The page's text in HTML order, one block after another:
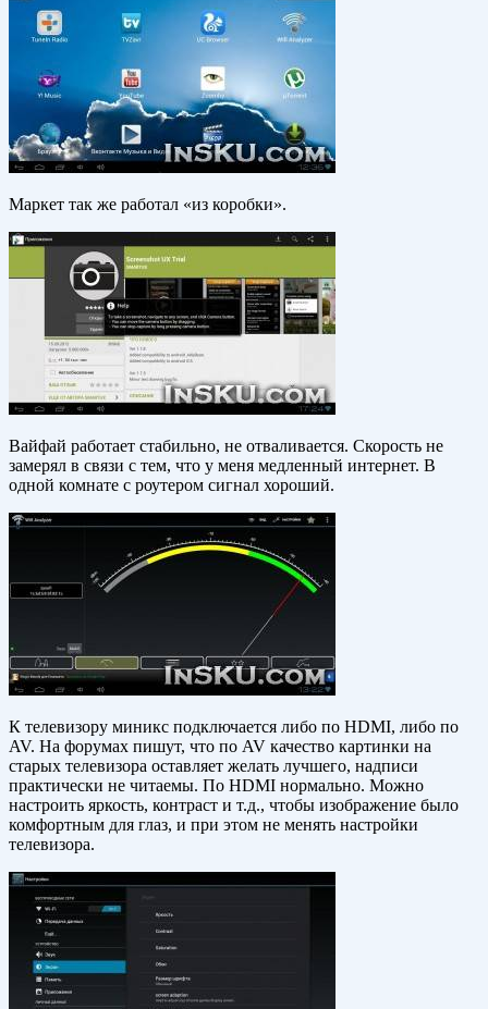
Маркет так же работал «из коробки».
Вайфай работает стабильно, не отваливается. Скорость не
замерял в связи с тем, что у меня медленный интернет. В
одной комнате с роутером сигнал хороший.
К телевизору миникс подключается либо по HDMI, либо по
AV. На форумах пишут, что по AV качество картинки на
старых телевизора оставляет желать лучшего, надписи
практически не читаемы. По HDMI нормально. Можно
настроить яркость, контраст и т.д., чтобы изображение было
комфортным для глаз, и при этом не менять настройки
телевизора.